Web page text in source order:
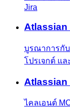
Jira
Atlassian
บูรณาการกับ
โปรเจกต์ แ
Atlassian
ไคลเอนต์